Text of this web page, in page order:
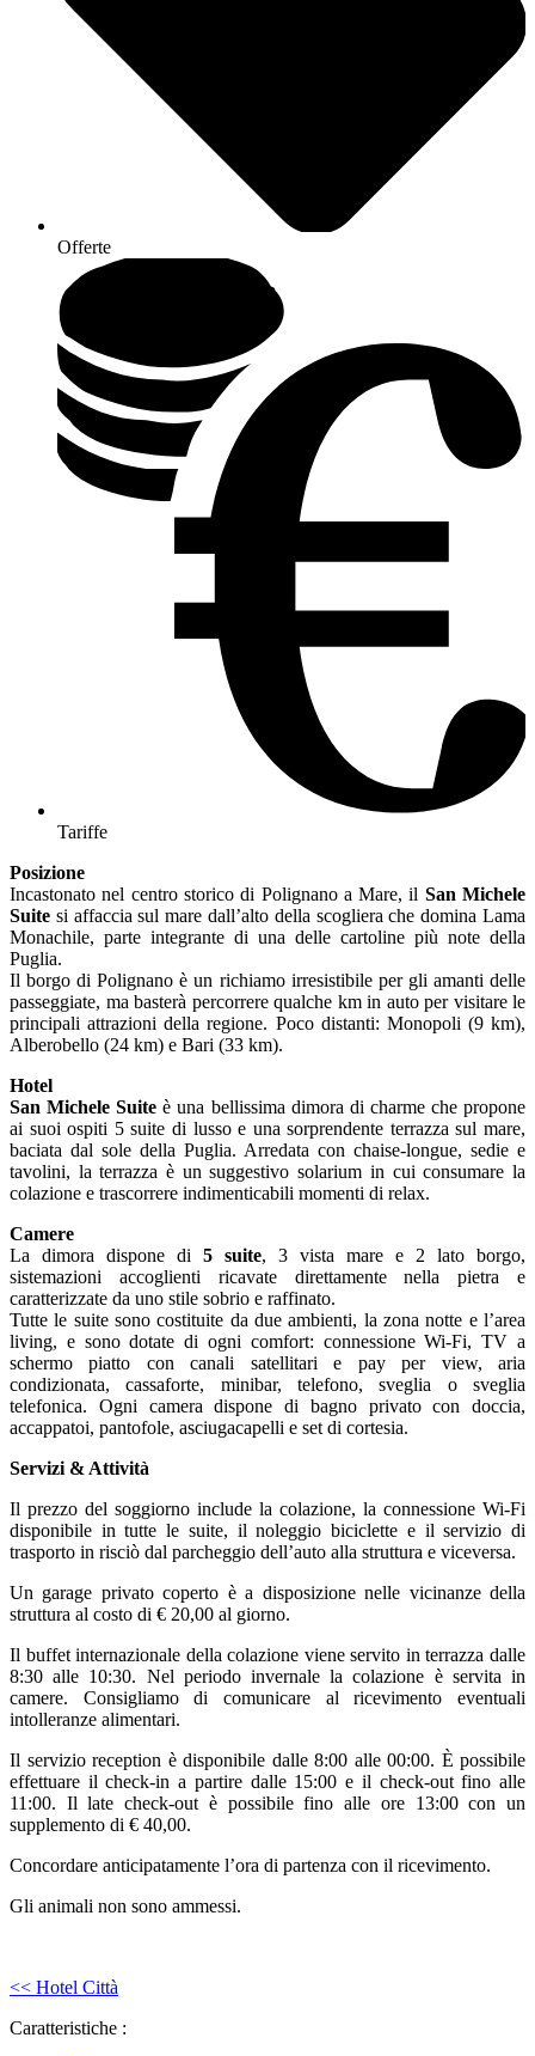
Offerte
Tariffe
Posizione
Incastonato nel centro storico di Polignano a Mare, il San Michele
Suite si affaccia sul mare dall’alto della scogliera che domina Lama
Monachile, parte integrante di una delle cartoline più note della
Puglia.
Il borgo di Polignano è un richiamo irresistibile per gli amanti delle
passeggiate, ma basterà percorrere qualche km in auto per visitare le
principali attrazioni della regione. Poco distanti: Monopoli (9 km),
Alberobello (24 km) e Bari (33 km).
Hotel
San Michele Suite è una bellissima dimora di charme che propone
ai suoi ospiti 5 suite di lusso e una sorprendente terrazza sul mare,
baciata dal sole della Puglia. Arredata con chaise-longue, sedie e
tavolini, la terrazza è un suggestivo solarium in cui consumare la
colazione e trascorrere indimenticabili momenti di relax.
Camere
La dimora dispone di 5 suite, 3 vista mare e 2 lato borgo,
sistemazioni accoglienti ricavate direttamente nella pietra e
caratterizzate da uno stile sobrio e raffinato.
Tutte le suite sono costituite da due ambienti, la zona notte e l’area
living, e sono dotate di ogni comfort: connessione Wi-Fi, TV a
schermo piatto con canali satellitari e pay per view, aria
condizionata, cassaforte, minibar, telefono, sveglia o sveglia
telefonica. Ogni camera dispone di bagno privato con doccia,
accappatoi, pantofole, asciugacapelli e set di cortesia.
Servizi & Attività
Il prezzo del soggiorno include la colazione, la connessione Wi-Fi
disponibile in tutte le suite, il noleggio biciclette e il servizio di
trasporto in risciò dal parcheggio dell’auto alla struttura e viceversa.
Un garage privato coperto è a disposizione nelle vicinanze della
struttura al costo di € 20,00 al giorno.
Il buffet internazionale della colazione viene servito in terrazza dalle
8:30 alle 10:30. Nel periodo invernale la colazione è servita in
camere. Consigliamo di comunicare al ricevimento eventuali
intolleranze alimentari.
Il servizio reception è disponibile dalle 8:00 alle 00:00. È possibile
effettuare il check-in a partire dalle 15:00 e il check-out fino alle
11:00. Il late check-out è possibile fino alle ore 13:00 con un
supplemento di € 40,00.
Concordare anticipatamente l’ora di partenza con il ricevimento.
Gli animali non sono ammessi.
<< Hotel Città
Caratteristiche :